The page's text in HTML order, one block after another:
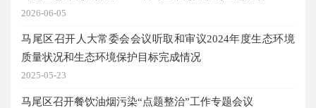
2026-06-05
马尾区召开人大常委会会议听取和审议2024年度生态环境
质量状况和生态环境保护目标完成情况
2025-05-23
马尾区召开餐饮油烟污染“点题整治”工作专题会议